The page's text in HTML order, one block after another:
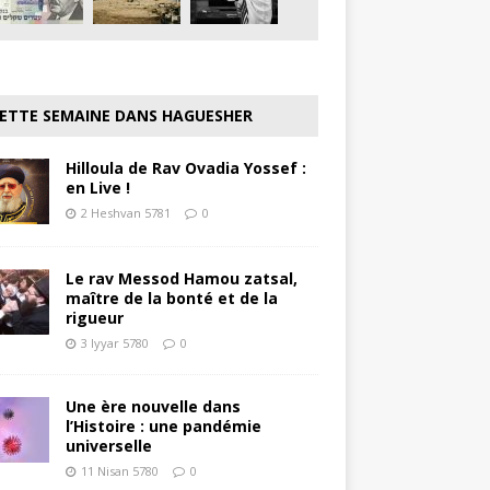
SEMAINE DANS HAGUESHER
Hilloula de Rav Ovadia Yossef :
en Live !
2 Heshvan 5781 0
Le rav Messod Hamou zatsal,
maître de la bonté et de la
rigueur
3 Iyyar 5780 0
Une ère nouvelle dans
l’Histoire : une pandémie
universelle
11 Nisan 5780 0